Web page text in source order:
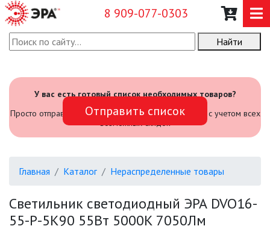
8 909-077-0303
О КОМПАНИИ
САДОВЫЙ ИНВЕНТАРЬ И
ИНСТРУМЕНТЫ
ОФИСНЫЕ ПОДВЕСНЫЕ
ПРОЖЕКТОРЫ
Найти
У вас есть готовый список необходимых товаров?
Просто отправьте его нам и мы посчитаем стоимость с учетом всех
возможных скидок
Отправить список
Главная Каталог Нераспределенные товары
Светильник светодиодный ЭРА DVO16-
55-P-5K90 55Вт 5000K 7050Лм